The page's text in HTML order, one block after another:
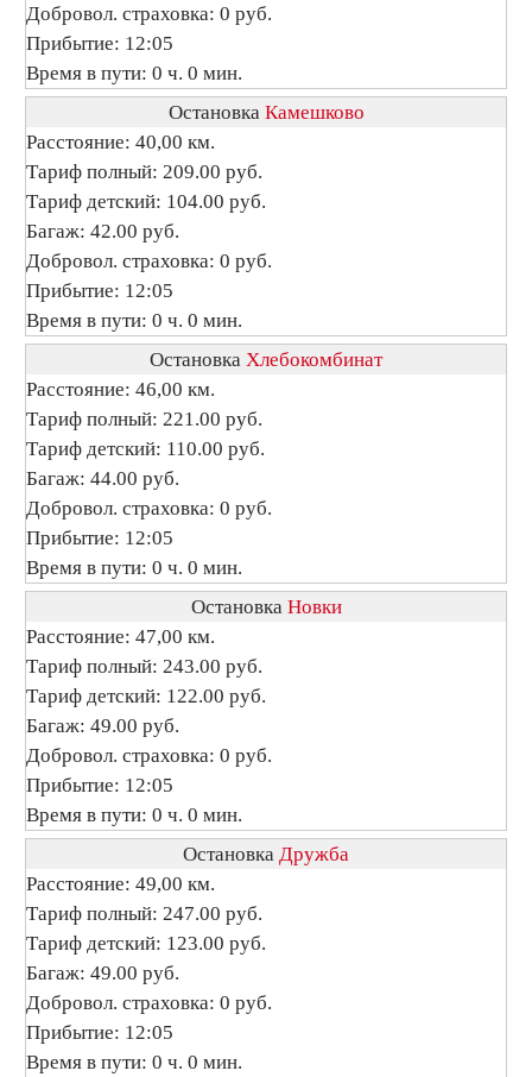
Добровол. страховка: 0 руб.
Прибытие: 12:05
Время в пути: 0 ч. 0 мин.
Остановка Камешково
Расстояние: 40,00 км.
Тариф полный: 209.00 руб.
Тариф детский: 104.00 руб.
Багаж: 42.00 руб.
Добровол. страховка: 0 руб.
Прибытие: 12:05
Время в пути: 0 ч. 0 мин.
Остановка Хлебокомбинат
Расстояние: 46,00 км.
Тариф полный: 221.00 руб.
Тариф детский: 110.00 руб.
Багаж: 44.00 руб.
Добровол. страховка: 0 руб.
Прибытие: 12:05
Время в пути: 0 ч. 0 мин.
Остановка Новки
Расстояние: 47,00 км.
Тариф полный: 243.00 руб.
Тариф детский: 122.00 руб.
Багаж: 49.00 руб.
Добровол. страховка: 0 руб.
Прибытие: 12:05
Время в пути: 0 ч. 0 мин.
Остановка Дружба
Расстояние: 49,00 км.
Тариф полный: 247.00 руб.
Тариф детский: 123.00 руб.
Багаж: 49.00 руб.
Добровол. страховка: 0 руб.
Прибытие: 12:05
Время в пути: 0 ч. 0 мин.